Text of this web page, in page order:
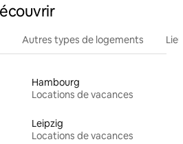
Autres types de logements
Hambourg
Locations de vacances
Leipzig
Locations de vacances